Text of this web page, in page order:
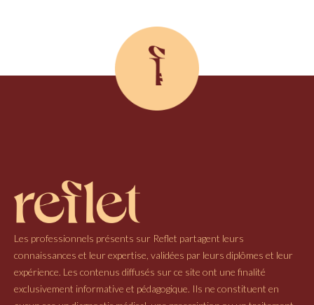
Les professionnels présents sur Reflet partagent leurs
connaissances et leur expertise, validées par leurs diplômes et leur
expérience. Les contenus diffusés sur ce site ont une finalité
exclusivement informative et pédagogique. Ils ne constituent en